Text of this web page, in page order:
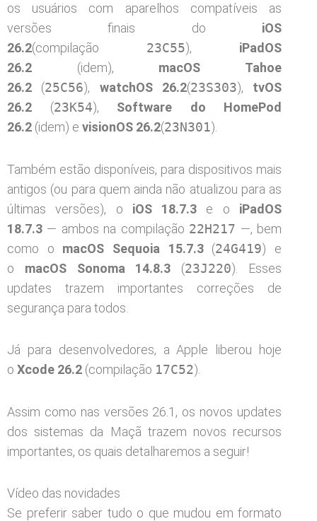
os usuários com aparelhos compatíveis as
versões finais do iOS
26.2(compilação 23C55), iPadOS
26.2 (idem), macOS Tahoe
26.2 (25C56), watchOS 26.2(23S303), tvOS
26.2 (23K54), Software do HomePod
26.2 (idem) e visionOS 26.2(23N301).
Também estão disponíveis, para dispositivos mais
antigos (ou para quem ainda não atualizou para as
últimas versões), o iOS 18.7.3 e o iPadOS
18.7.3 — ambos na compilação 22H217 —, bem
como o macOS Sequoia 15.7.3(24G419) e
o macOS Sonoma 14.8.3 (23J220). Esses
updates trazem importantes correções de
segurança para todos.
Já para desenvolvedores, a Apple liberou hoje
o Xcode 26.2 (compilação 17C52).
Assim como nas versões 26.1, os novos updates
dos sistemas da Maçã trazem novos recursos
importantes, os quais detalharemos a seguir!
Vídeo das novidades
Se preferir saber tudo o que mudou em formato